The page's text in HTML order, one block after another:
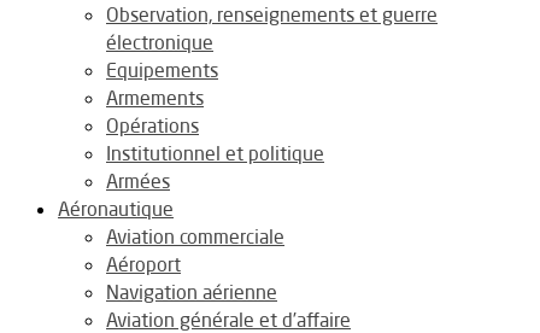
Observation, renseignements et guerre
électronique
Equipements
Armements
Opérations
Institutionnel et politique
Armées
Aéronautique
Aviation commerciale
Aéroport
Navigation aérienne
Aviation générale et d’affaire